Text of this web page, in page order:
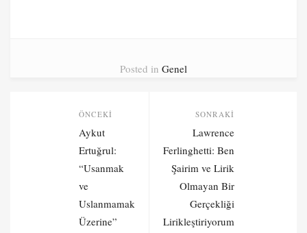
Posted in Genel
navigationÖNCEKI
Önceki
yazı:
Aykut
Ertuğrul:
“Usanmak
ve
Uslanmamak
Üzerine”
SONRAKI
Sonraki
yazı:
Lawrence
Ferlinghetti: Ben
Şairim ve Lirik
Olmayan Bir
Gerçekliği
Lirikleştiriyorum